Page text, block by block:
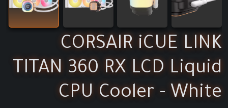
CORSAIR iCUE LINK
TITAN 360 RX LCD Liquid
CPU Cooler - White